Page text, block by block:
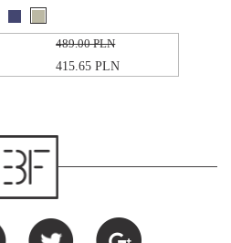
489.00 PLN
415.65 PLN